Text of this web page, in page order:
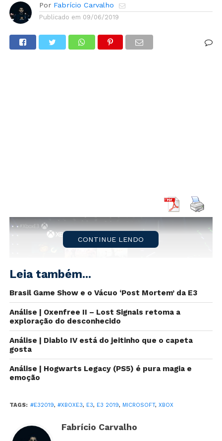
Por Fabrício Carvalho
Publicado em 09/06/2019
AMicrosoft
conferência em Los Angeles naE3 2019, a aquisição de
um novo estúdio: Double Fine (Brutal Legend,
O estúdio fará parte do recém criadoXbox Game
outros estúdios haviam sido adquiridos, com destaque
CONTINUE LENDO
Leia também...
Brasil Game Show e o Vácuo ‘Post Mortem’ da E3
Análise | Oxenfree II – Lost Signals retoma a
exploração do desconhecido
Análise | Diablo IV está do jeitinho que o capeta
gosta
Análise | Hogwarts Legacy (PS5) é pura magia e
emoção
TAGS: #E32019, #XBOXE3, E3, E3 2019, MICROSOFT, XBOX
Fabrício Carvalho